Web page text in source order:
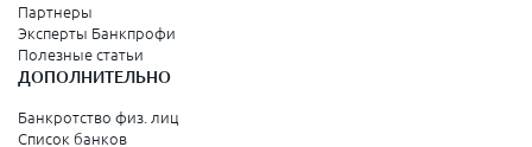
Партнеры
Эксперты Банкпрофи
Полезные статьи
ДОПОЛНИТЕЛЬНО
Банкротство физ. лиц
Список банков